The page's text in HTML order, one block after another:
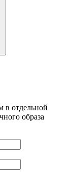
в отдельной
образа